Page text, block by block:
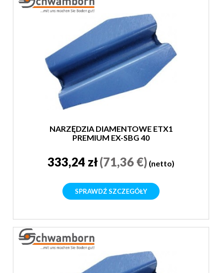
NARZĘDZIA DIAMENTOWE ETX1
PREMIUM EX-SBG 40
333,24 zł(71,36 €) (netto)
SPRAWDŹ SZCZEGÓŁY